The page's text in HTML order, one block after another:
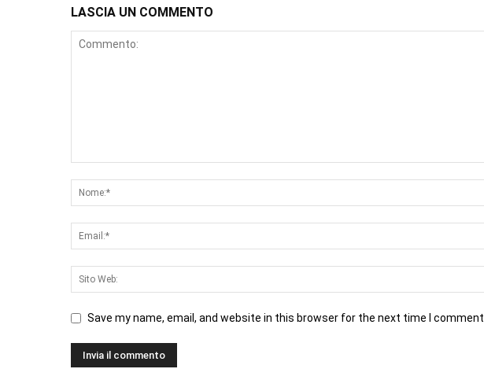
LASCIA UN COMMENTO
Save my name, email, and website in this browser for the next time I comment.